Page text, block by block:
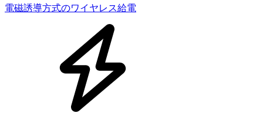
電磁誘導方式のワイヤレス給電